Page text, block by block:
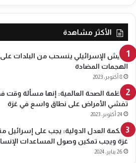
الأكثر مشاهدة
الجيش الإسرائيلي ينسحب من البلدات
الهجمات المضادة
8 أكتوبر، 2023
منظمة الصحة العالمية: إنها مسألة
تفشي الأمراض على نطاق واسع في غزة
24 أكتوبر، 2023
محكمة العدل الدولية: يجب على إسرائيل
غزة ويجب تمكين وصول المساعدات
26 يناير، 2024